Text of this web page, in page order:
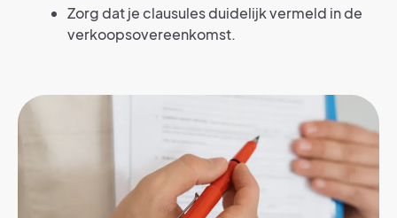
Zorg dat je clausules duidelijk vermeld in de
verkoopsovereenkomst.